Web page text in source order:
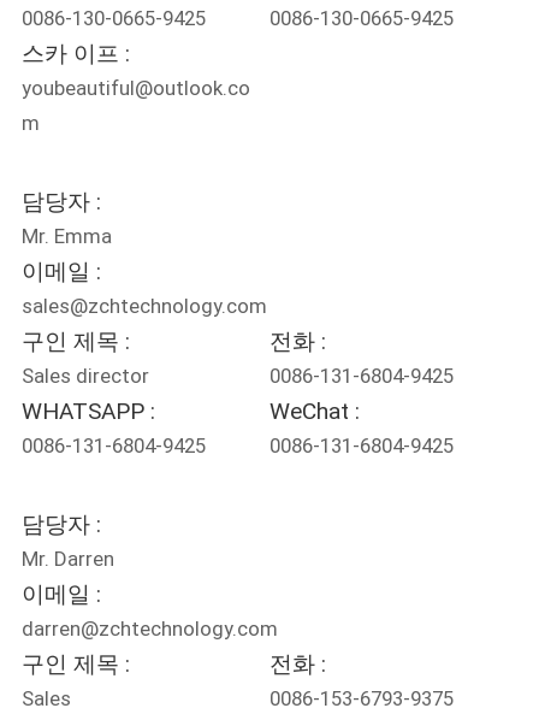
질
관
리
연
락
주
세
요
스
경
우
0086-130-0665-9425 0086-130-0665-9425
스카 이프 :
youbeautiful@outlook.co
m
담당자 :
Mr. Emma
이메일 :
sales@zchtechnology.com
구인 제목 :
Sales director
전화 :
0086-131-6804-9425
WHATSAPP :
0086-131-6804-9425
WeChat :
0086-131-6804-9425
담당자 :
Mr. Darren
이메일 :
darren@zchtechnology.com
구인 제목 :
Sales
전화 :
0086-153-6793-9375